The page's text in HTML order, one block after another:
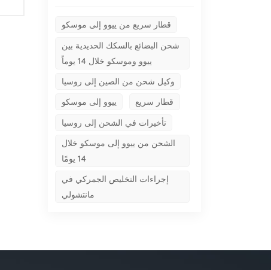
قطار سريع من ييوو إلى موسكو
شحن البضائع بالسكك الحديدية بين
ييوو وموسكو خلال 14 يوماً
وكيل شحن من الصين إلى روسيا
ييوو إلى موسكو
قطار سريع
تأخيرات في الشحن إلى روسيا
الشحن من ييوو إلى موسكو خلال
14 يومًا
إجراءات التخليص الجمركي في
مانتشولي